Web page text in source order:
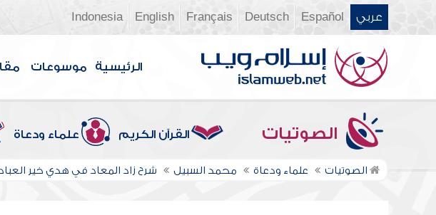
عربي Español
Deutsch
Français
English
Indonesia
الرئيسية موسوعات
الصوتيات القرآن الكريم علماء ودعاة
الصوتيات علماء ودعاة محمد السبيل شرح زاد المعاد في هدي خير